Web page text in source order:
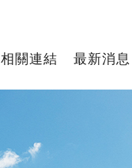
相關連結 最新消息